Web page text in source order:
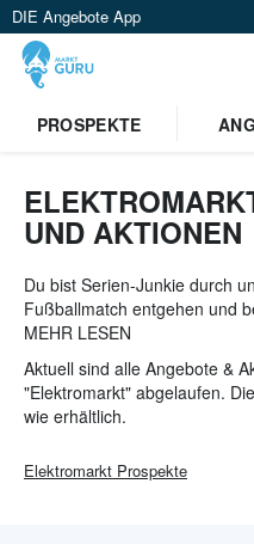
DIE Angebote App
PROSPEKTE
UND AKTIONEN
Du bist Serien-Junkie durch
Fußballmatch entgehen und
deine Party danach? Dann
jetzt keine Angebote mehr
Erste der weiß wo man den
Sony-Lautsprecher oder das
In den Prospekten von
MEHR LESEN
Aktuell sind alle Angebote &
"Elektromarkt" abgelaufen.
wie erhältlich.
Elektromarkt Prospekte